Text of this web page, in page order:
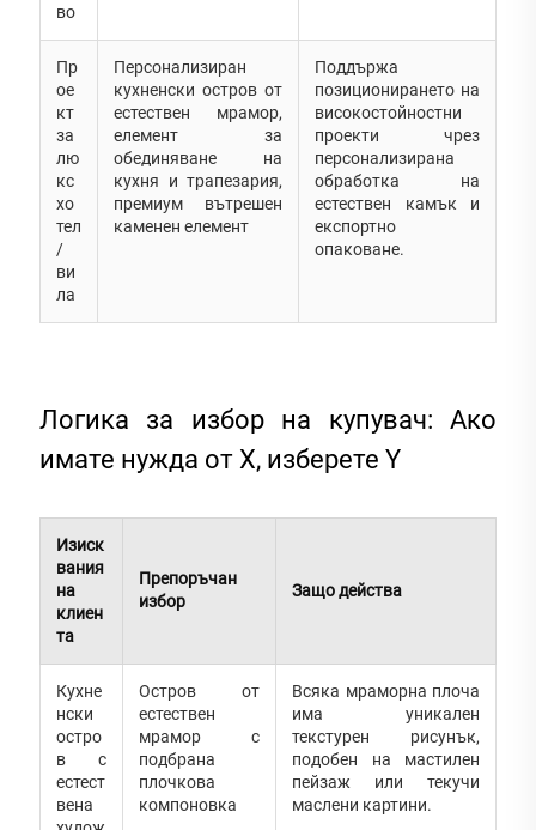
во
Пр
ое
кт
за
лю
кс
хо
тел
/
ви
ла
Персонализиран
кухненски остров от
естествен мрамор,
елемент за
обединяване на
кухня и трапезария,
премиум вътрешен
каменен елемент
Поддържа
позиционирането на
високостойностни
проекти чрез
персонализирана
обработка на
естествен камък и
експортно
опаковане.
Логика за избор на купувач: Ако
имате нужда от X, изберете Y
Изиск
вания
на
клиен
та
Препоръчан
избор
Защо действа
Кухне
нски
остро
в с
естест
вена
Остров от
естествен
мрамор с
подбрана
плочкова
компоновка
Всяка мраморна плоча
има уникален
текстурен рисунък,
подобен на мастилен
пейзаж или текучи
маслени картини.